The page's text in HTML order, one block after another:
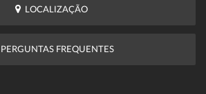
LOCALIZAÇÃO
PERGUNTAS FREQUENTES